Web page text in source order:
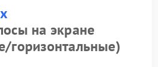
на экране
горизонтальные)